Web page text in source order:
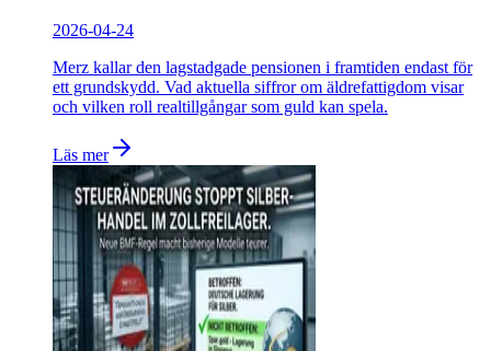
2026-04-24
Merz kallar den lagstadgade pensionen i framtiden endast för
ett grundskydd. Vad aktuella siffror om äldrefattigdom visar
och vilken roll realtillgångar som guld kan spela.
Läs mer